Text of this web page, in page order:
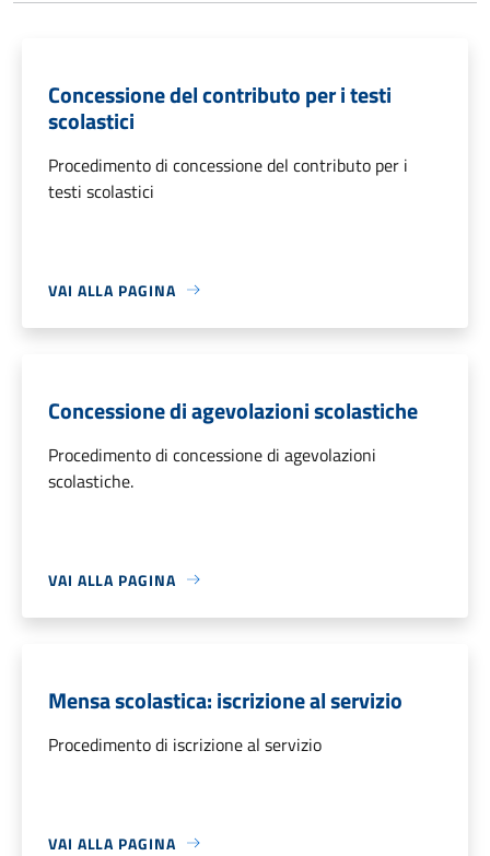
Concessione del contributo per i testi
scolastici
Procedimento di concessione del contributo per i
testi scolastici
VAI ALLA PAGINA
Concessione di agevolazioni scolastiche
Procedimento di concessione di agevolazioni
scolastiche.
VAI ALLA PAGINA
Mensa scolastica: iscrizione al servizio
Procedimento di iscrizione al servizio
VAI ALLA PAGINA